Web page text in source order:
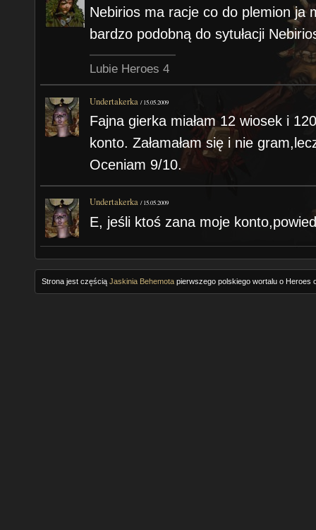
Nebirios ma racje co do plemion ja
bardzo podobną do sytułacji
Lubie Heroes 4
Undertakerka /15.05.2009
Fajna gierka miałam 12 wiosek i
konto. Załamałam się i nie
Oceniam 9/10.
Undertakerka /15.05.2009
E, jeśli ktoś zana moje
Strona jest częścią Jaskinia Behemotapierwszego polskiego wortalu o Heroes